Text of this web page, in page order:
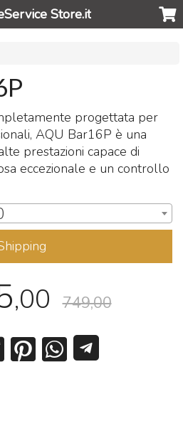
Store.it
progettata per
AQU Bar16P è una
prestazioni capace di
eccezionale e un controllo
,00 749,00